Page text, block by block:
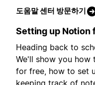
도움말 센터 방문하기
Setting up Notion
Heading back to
We'll show you how
for free, how to set